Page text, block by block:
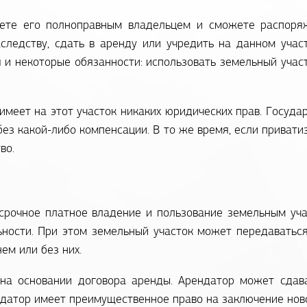
его полноправным владельцем и сможете
сдать в аренду или учредить на данном
некоторые обязанности: использовать земельный
на этот участок никаких юридических прав.
какой-либо компенсации. В то же время, если
платное владение и пользование земельным
При этом земельный участок может
или без них.
основании договора аренды. Арендатор может
имеет преимущественное право на заключение